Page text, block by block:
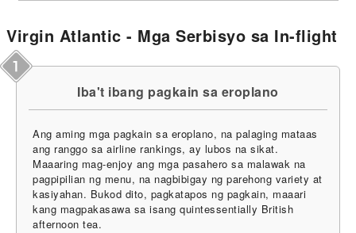
Virgin Atlantic - Mga Serbisyo sa In-flight
Iba't ibang pagkain sa eroplano
Ang aming mga pagkain sa eroplano, na palaging mataas
ang ranggo sa airline rankings, ay lubos na sikat.
Maaaring mag-enjoy ang mga pasahero sa malawak na
pagpipilian ng menu, na nagbibigay ng parehong variety at
kasiyahan. Bukod dito, pagkatapos ng pagkain, maaari
kang magpakasawa sa isang quintessentially British
afternoon tea.